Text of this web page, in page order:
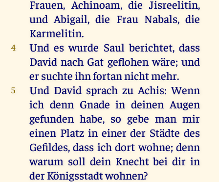
Frauen, Achinoam,die Jisreelitin,
und Abigail,die Frau Nabals,die
Karmelitin.
4 Und es wurde Saul berichtet, dass
David nach Gat geflohen wäre;und
ersuchteihnfortannichtmehr.
5 Und David sprach zu Achis:Wenn
ich denn Gnade in deinen Augen
gefunden habe, so gebe man mir
einen Platz in einer der Städte des
Gefildes, dass ich dort wohne;denn
warum soll dein Knecht bei dir in
derKönigsstadtwohnen?